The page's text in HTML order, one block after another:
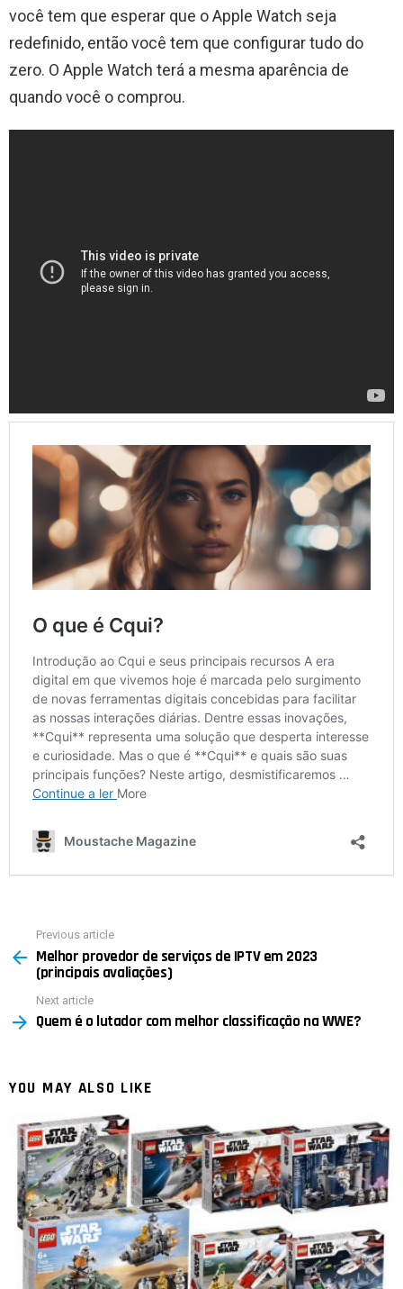
você tem que esperar que o Apple Watch seja
redefinido, então você tem que configurar tudo do
zero. O Apple Watch terá a mesma aparência de
quando você o comprou.
more
Previous article
Melhor provedor de serviços de IPTV em 2023
(principais avaliações)
Next article
Quem é o lutador com melhor classificação na WWE?
YOU MAY ALSO LIKE